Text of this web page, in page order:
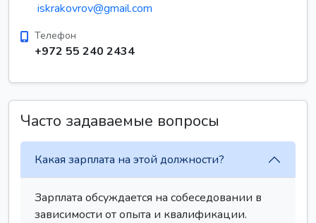
iskrakovrov@gmail.com
Телефон
+972 55 240 2434
Часто задаваемые вопросы
Какая зарплата на этой должности?
Зарплата обсуждается на собеседовании в
зависимости от опыта и квалификации.